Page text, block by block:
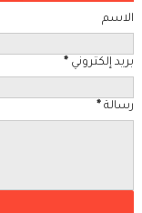
الاسم
بريد إلكتروني *
رسالة *